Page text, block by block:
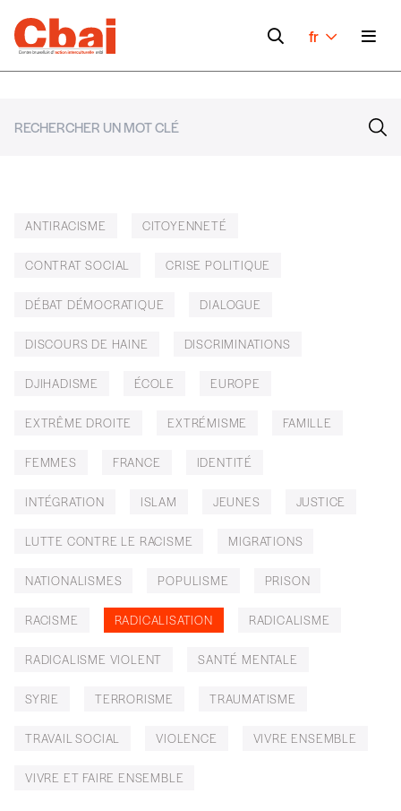
fr
ANTIRACISME CITOYENNETÉ
CONTRAT SOCIAL CRISE POLITIQUE
DÉBAT DÉMOCRATIQUE DIALOGUE
DISCOURS DE HAINE DISCRIMINATIONS
DJIHADISME ÉCOLE EUROPE
EXTRÊME DROITE EXTRÉMISME FAMILLE
FEMMES FRANCE IDENTITÉ
INTÉGRATION ISLAM JEUNES JUSTICE
LUTTE CONTRE LE RACISME MIGRATIONS
NATIONALISMES POPULISME PRISON
RACISME RADICALISATION RADICALISME
RADICALISME VIOLENT SANTÉ MENTALE
SYRIE TERRORISME TRAUMATISME
TRAVAIL SOCIAL VIOLENCE VIVRE ENSEMBLE
VIVRE ET FAIRE ENSEMBLE